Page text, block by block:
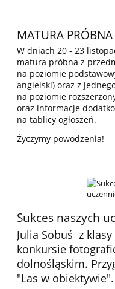
MATURA
W dniach 20 - 23
matura próbna z
na poziomie
angielski) oraz z
na poziomie
oraz informacje
na tablicy ogłoszeń.
Życzymy powodzenia!
Sukces naszych
Julia Sobuś z
konkursie
dolnośląskim.
"Las w obiektywie".